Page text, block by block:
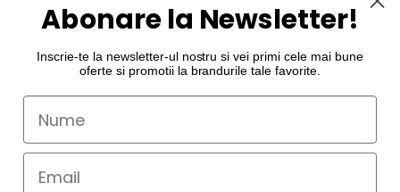
Abonare la Newsletter!
Inscrie-te la newsletter-ul nostru si vei primi cele mai bune
oferte si promotii la brandurile tale favorite.